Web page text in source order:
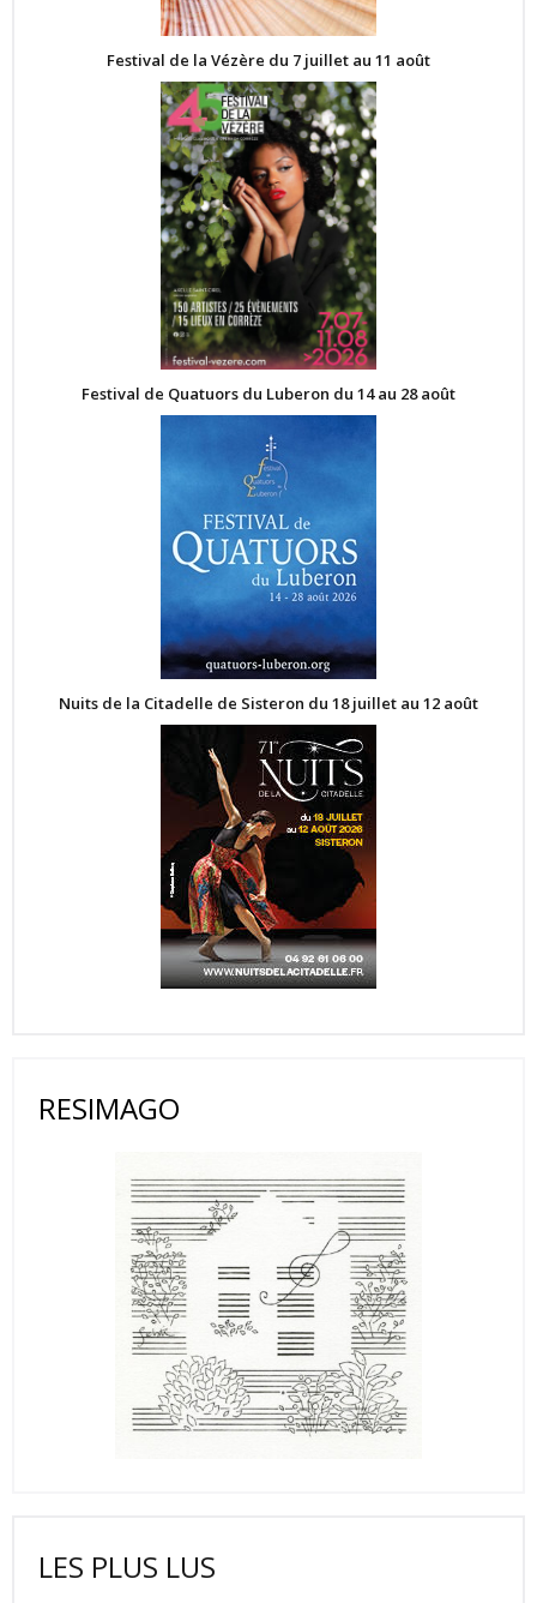
Festival de la Vézère du 7 juillet au 11 août
Festival de Quatuors du Luberon du 14 au 28 août
Nuits de la Citadelle de Sisteron du 18 juillet au 12 août
RESIMAGO
LES PLUS LUS